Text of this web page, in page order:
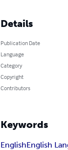
Details
Publication Date
Language
Category
Copyright
Contributors
Keywords
EnglishEnglish